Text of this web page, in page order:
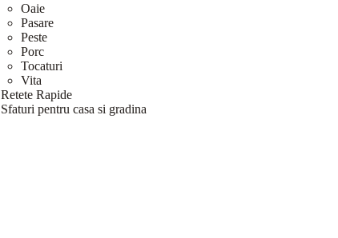
Oaie
Pasare
Peste
Porc
Tocaturi
Vita
Retete Rapide
Sfaturi pentru casa si gradina